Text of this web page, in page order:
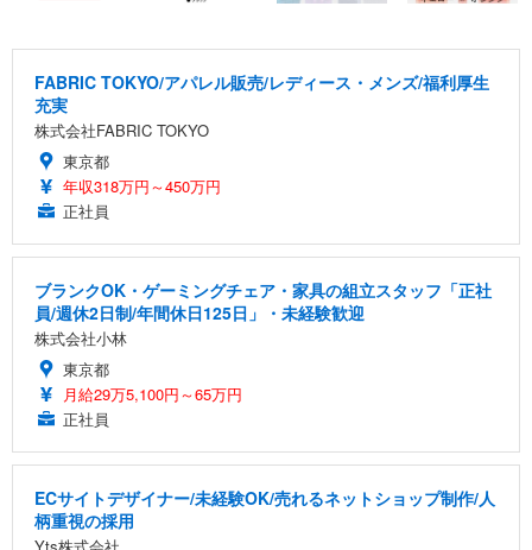
FABRIC TOKYO/アパレル販売/レディース・メンズ/福利厚生
充実
株式会社FABRIC TOKYO
東京都
年収318万円～450万円
正社員
ブランクOK・ゲーミングチェア・家具の組立スタッフ「正社
員/週休2日制/年間休日125日」・未経験歓迎
株式会社小林
東京都
月給29万5,100円～65万円
正社員
ECサイトデザイナー/未経験OK/売れるネットショップ制作/人
柄重視の採用